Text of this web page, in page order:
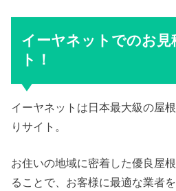
イーヤネットでのお見
ト！
イーヤネットは日本最大級の屋
りサイト。
お住いの地域に密着した優良屋
ることで、お客様に最適な業者